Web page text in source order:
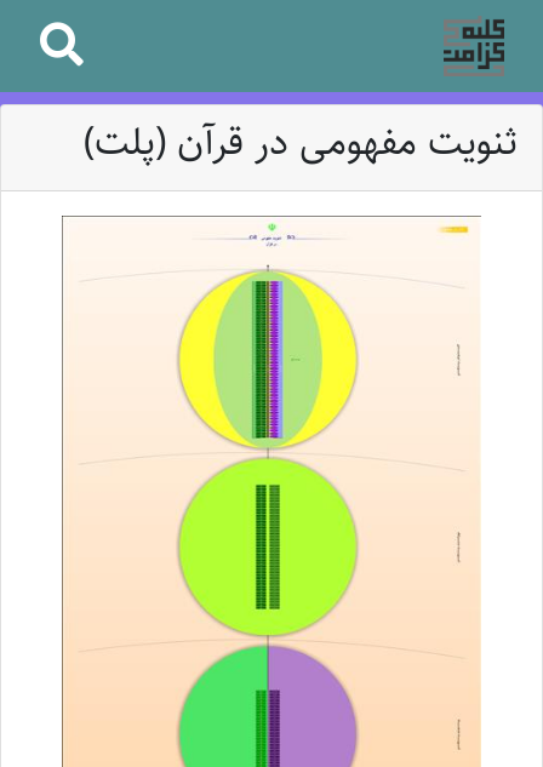
ثنویت مفهومی در قرآن (پلت)